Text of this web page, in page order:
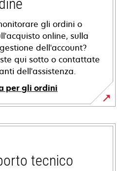
gli ordini o
online, sulla
dell'account?
qui sotto o contattate
dell'assistenza.
per gli ordini
tecnico